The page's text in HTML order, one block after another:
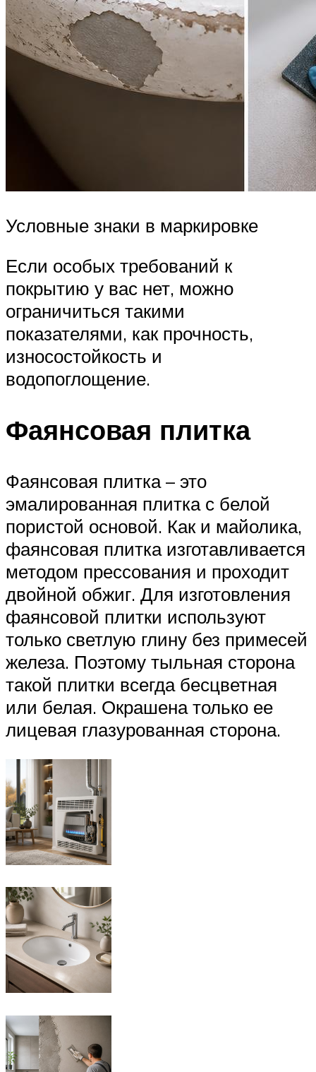
Условные знаки в маркировке
Если особых требований к
покрытию у вас нет, можно
ограничиться такими
показателями, как прочность,
износостойкость и
водопоглощение.
Фаянсовая плитка
Фаянсовая плитка – это
эмалированная плитка с белой
пористой основой. Как и майолика,
фаянсовая плитка изготавливается
методом прессования и проходит
двойной обжиг. Для изготовления
фаянсовой плитки используют
только светлую глину без примесей
железа. Поэтому тыльная сторона
такой плитки всегда бесцветная
или белая. Окрашена только ее
лицевая глазурованная сторона.